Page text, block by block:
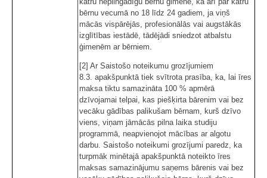
bērnu vecumā no 18 līdz 24 gadiem, ja viņš
mācās vispārējās, profesionālās vai augstākās
izglītības iestādē, tādējādi sniedzot atbalstu
ģimenēm ar bērniem.
[2] Ar Saistošo noteikumu grozījumiem
8.3. apakšpunktā tiek svītrota prasība, ka, lai īres
maksa tiktu samazināta 100 % apmērā
dzīvojamai telpai, kas piešķirta bārenim vai bez
vecāku gādības palikušam bērnam, kurš dzīvo
viens, viņam jāmācās pilna laika studiju
programmā, neapvienojot mācības ar algotu
darbu. Saistošo noteikumi grozījumi paredz, ka
turpmāk minētajā apakšpunktā noteikto īres
maksas samazinājumu saņems bārenis vai bez